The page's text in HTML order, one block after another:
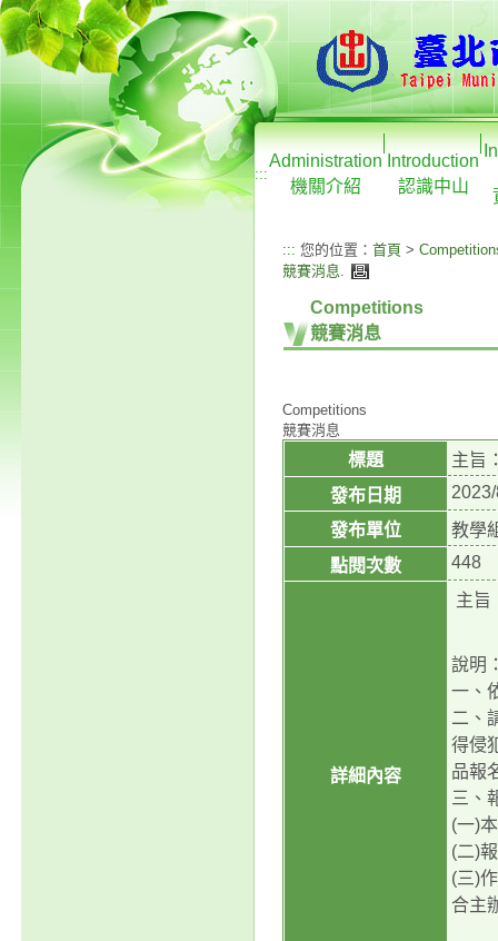
:::
Administration
機關介紹
Introduction
認識中山
::: 您的位置： 首頁 >
競賽消息.
Competitions
競賽消息
Competitions
競賽消息
標題
主旨
發布日期
發布單位
教學
點閱次數
448
詳細內容
主旨
說明
一、
二、
得侵
品報
三、
(一)
(二)
(三)
合主